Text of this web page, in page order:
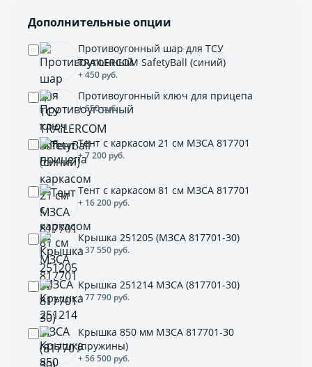
Дополнительные опции
Противоугонный шар для ТСУ
TRAILERCOM SafetyBall (синий)
+ 450 руб.
Противоугонный ключ для прицепа
+ 650 руб.
Тент с каркасом 21 см МЗСА 817701
+ 7 200 руб.
Тент с каркасом 81 см МЗСА 817701
+ 16 200 руб.
Крышка 251205 (МЗСА 817701-30)
+ 37 550 руб.
Крышка 251214 МЗСА (817701-30)
+ 77 790 руб.
Крышка 850 мм МЗСА 817701-30
(пружины)
+ 56 500 руб.